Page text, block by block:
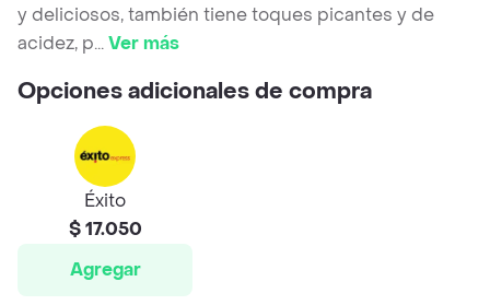
y deliciosos, también tiene toques picantes y de
acidez, p...Ver más
Opciones adicionales de compra
Éxito
$ 17.050
Agregar